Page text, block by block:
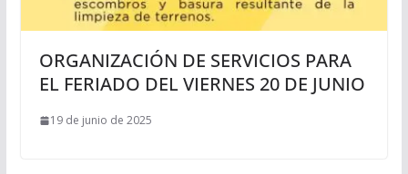
ORGANIZACIÓN DE SERVICIOS PARA
EL FERIADO DEL VIERNES 20 DE JUNIO
19 de junio de 2025